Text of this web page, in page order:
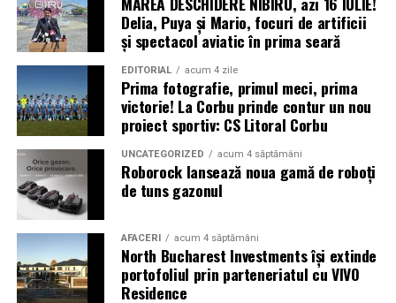
scăderea duratei de expunere la soare și creșterea
frecvenței furtunilor de praf în locul în care se află
sonda nu i-au mai permis acesteia să-și încarce bateriile
solare
* Cu 6 ani în urmă (2020) a avut loc o explozie în zona
portuară a orașului Beirut, capitala Libanului. Aceasta a
fost urmată de un incendiu, câteva alte mici explozii și,
în final, de o detonație masivă, care a fost urmată de un
suflu violent. Potrivit premierului libanez, Hasan Diab,
au explodat 2.750 de tone de nitrat de amoniu
confiscate. Materialul fusese pus la păstrare într-un
depozit timp de șase ani, fără a se lua măsuri de
precauție. În urma exploziei, cel puțin 204 persoane și-
Delia, Puya și Mario, focuri de artificii
și spectacol aviatic în prima seară
EDITORIAL acum 4 zile
Prima fotografie, primul meci, prima
victorie! La Corbu prinde contur un nou
proiect sportiv: CS Litoral Corbu
UNCATEGORIZED acum 4 săptămâni
Roborock lansează noua gamă de roboți
de tuns gazonul
AFACERI acum 4 săptămâni
North Bucharest Investments își extinde
portofoliul prin parteneriatul cu VIVO
Residence